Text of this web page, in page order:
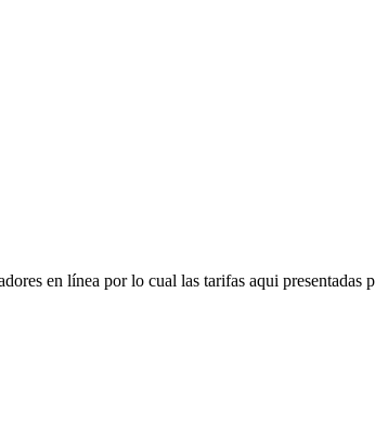
en línea por lo cual las tarifas aqui presentadas